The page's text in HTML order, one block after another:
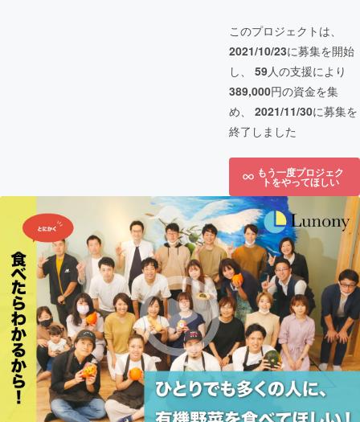
このプロジェクトは、
2021/10/23に募集を開始
し、 59人の支援により
389,000円の資金を集
め、 2021/11/30に募集を
終了しました
もう一度プロジェク
トをやってほしい